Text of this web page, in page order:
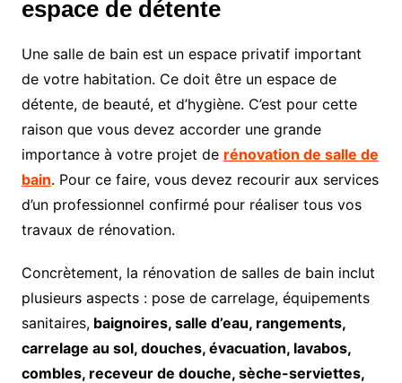
espace de détente
Une salle de bain est un espace privatif important
de votre habitation. Ce doit être un espace de
détente, de beauté, et d’hygiène. C’est pour cette
raison que vous devez accorder une grande
importance à votre projet de rénovation de salle de
bain. Pour ce faire, vous devez recourir aux services
d’un professionnel confirmé pour réaliser tous vos
travaux de rénovation.
Concrètement, la rénovation de salles de bain inclut
plusieurs aspects : pose de carrelage, équipements
sanitaires,baignoires, salle d’eau, rangements,
carrelage au sol, douches, évacuation, lavabos,
combles, receveur de douche, sèche-serviettes,